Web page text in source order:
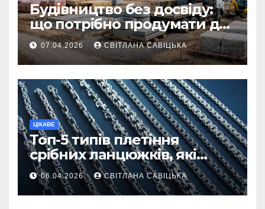
Будівництво без досвіду:
що потрібно продумати до
першої доставки на
ділянку
07.04.2026 СВІТЛАНА САВІЦЬКА
ЦІКАВЕ
Топ-5 типів плетіння
срібних ланцюжків, які
вважаються
найнадійнішими
06.04.2026 СВІТЛАНА САВІЦЬКА